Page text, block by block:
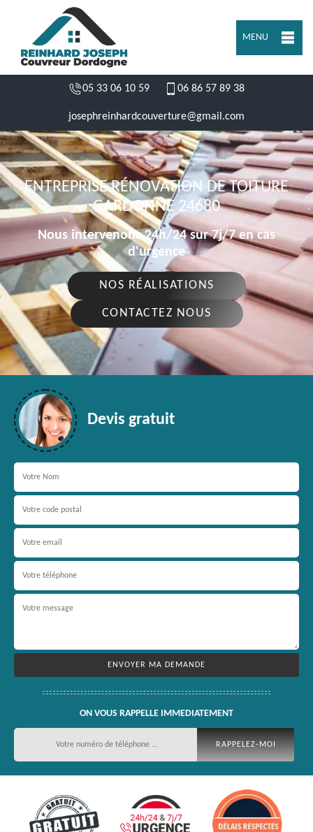
MENU
05 33 06 10 59 06 86 57 89 38
josephreinhardcouverture@gmail.com
ENTREPRISE RÉNOVATION DE TOITURE
GARDONNE 24680
Nous intervenons 24h/24 sur 7j/7 en cas
d'urgence
NOS RÉALISATIONS
CONTACTEZ NOUS
Devis gratuit
ON VOUS RAPPELLE IMMEDIATEMENT